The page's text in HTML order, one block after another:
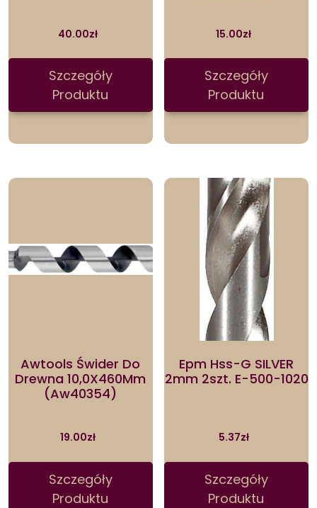
40.00zł
Szczegóły
Produktu
15.00zł
Szczegóły
Produktu
Awtools Świder Do
Drewna 10,0X460Mm
(Aw40354)
19.00zł
Szczegóły
Produktu
Epm Hss-G SILVER
2mm 2szt. E-500-1020
5.37zł
Szczegóły
Produktu